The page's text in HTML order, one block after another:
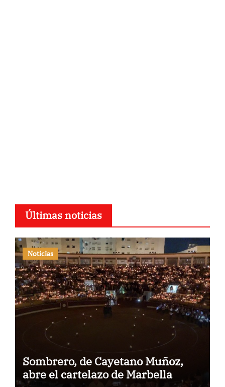
Últimas noticias
Noticias
Sombrero, de Cayetano Muñoz,
abre el cartelazo de Marbella